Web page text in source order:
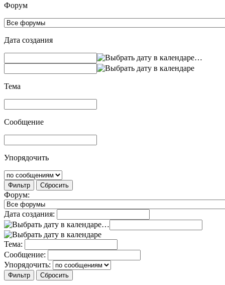
Форум
Дата создания
…
Тема
Сообщение
Упорядочить
Фильтр Сбросить
Форум:
Дата создания:
…
Тема:
Сообщение:
Упорядочить: